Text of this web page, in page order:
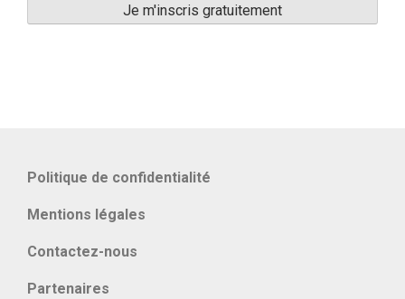
Politique de confidentialité
Mentions légales
Contactez-nous
Partenaires